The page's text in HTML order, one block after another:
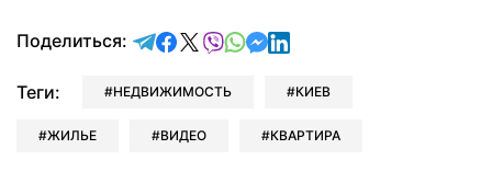
Поделиться: отправить в Telegram
поделиться в Facebook
поделиться в X
отправить в Viber
отправить в Whatsapp
отправить в Messenger
отправить в LinkedIn
Теги: НЕДВИЖИМОСТЬ КИЕВ
ЖИЛЬЕ ВИДЕО КВАРТИРА